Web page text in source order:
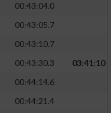
00:43:04.0
00:43:05.7
00:43:10.7
00:43:30.3
03:41:10
00:44:14.6
00:44:21.4